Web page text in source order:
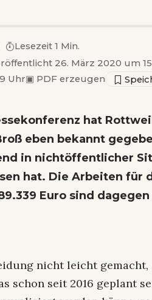
26. März 2020 um
Uhr▣ PDF erzeugen
Lesezeit 1 Min.
hat
eben bekannt
in nichtöffentlicher
hat. Die Arbeiten für
Euro sind
nicht leicht gemacht,
schon seit 2016 geplant